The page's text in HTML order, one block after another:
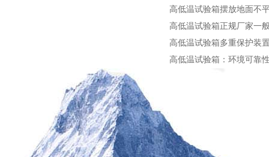
高低温试验箱摆放地面不
高低温试验箱正规厂家一
高低温试验箱多重保护装
高低温试验箱：环境可靠